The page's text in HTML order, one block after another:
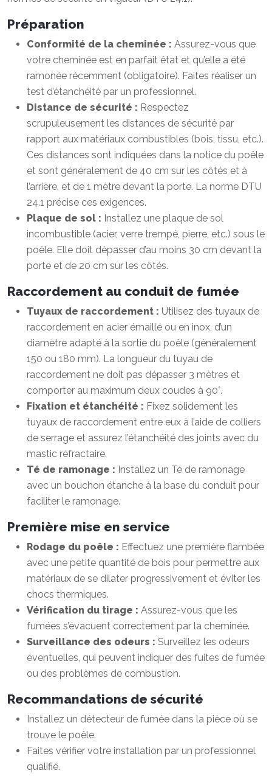
Préparation
Conformité de la cheminée : Assurez-vous que
votre cheminée est en parfait état et qu’elle a été
ramonée récemment (obligatoire). Faites réaliser un
test d’étanchéité par un professionnel.
Distance de sécurité : Respectez
scrupuleusement les distances de sécurité par
rapport aux matériaux combustibles (bois, tissu, etc.).
Ces distances sont indiquées dans la notice du poêle
et sont généralement de 40 cm sur les côtés et à
l’arrière, et de 1 mètre devant la porte. La norme DTU
24.1 précise ces exigences.
Plaque de sol : Installez une plaque de sol
incombustible (acier, verre trempé, pierre, etc.) sous le
poêle. Elle doit dépasser d’au moins 30 cm devant la
porte et de 20 cm sur les côtés.
Raccordement au conduit de fumée
Tuyaux de raccordement : Utilisez des tuyaux de
raccordement en acier émaillé ou en inox, d’un
diamètre adapté à la sortie du poêle (généralement
150 ou 180 mm). La longueur du tuyau de
raccordement ne doit pas dépasser 3 mètres et
comporter au maximum deux coudes à 90°.
Fixation et étanchéité : Fixez solidement les
tuyaux de raccordement entre eux à l’aide de colliers
de serrage et assurez l’étanchéité des joints avec du
mastic réfractaire.
Té de ramonage : Installez un Té de ramonage
avec un bouchon étanche à la base du conduit pour
faciliter le ramonage.
Première mise en service
Rodage du poêle : Effectuez une première flambée
avec une petite quantité de bois pour permettre aux
matériaux de se dilater progressivement et éviter les
chocs thermiques.
Vérification du tirage : Assurez-vous que les
fumées s’évacuent correctement par la cheminée.
Surveillance des odeurs : Surveillez les odeurs
éventuelles, qui peuvent indiquer des fuites de fumée
ou des problèmes de combustion.
Recommandations de sécurité
Installez un détecteur de fumée dans la pièce où se
trouve le poêle.
Faites vérifier votre installation par un professionnel
qualifié.